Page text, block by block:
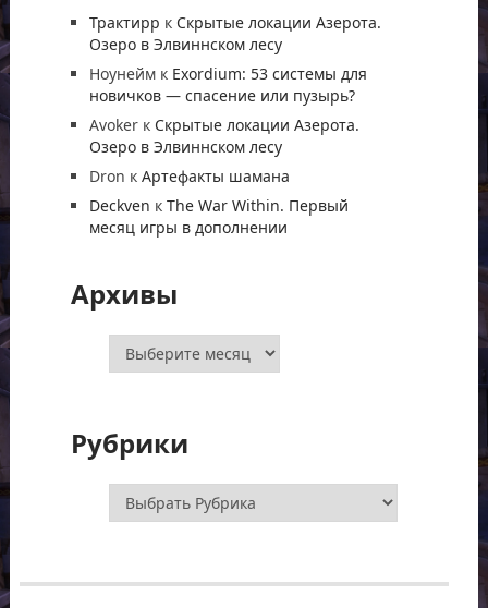
Трактирр к Скрытые локации Азерота.
Озеро в Элвиннском лесу
Ноунейм к Exordium: 53 системы для
новичков — спасение или пузырь?
Avoker к Скрытые локации Азерота.
Озеро в Элвиннском лесу
Dron кАртефакты шамана
Deckven кThe War Within. Первый
месяц игры в дополнении
Архивы
Архивы
Рубрики
Рубрики